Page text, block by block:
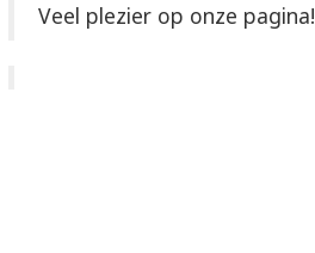
Veel plezier op onze pagina!